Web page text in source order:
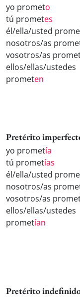
yo prometo
tú prometes
él/ella/usted
nosotros/as
vosotros/as
ellos/ellas/ustedes
prometen
Pretérito
yo prometía
tú prometías
él/ella/usted
nosotros/as
vosotros/as
ellos/ellas/ustedes
prometían
Pretérito